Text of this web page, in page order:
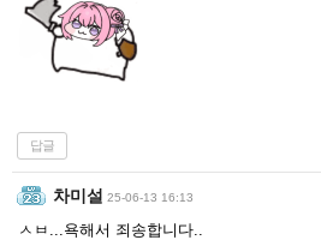
답글
차미설 25-06-13 16:13
ㅅㅂ...욕해서 죄송합니다..